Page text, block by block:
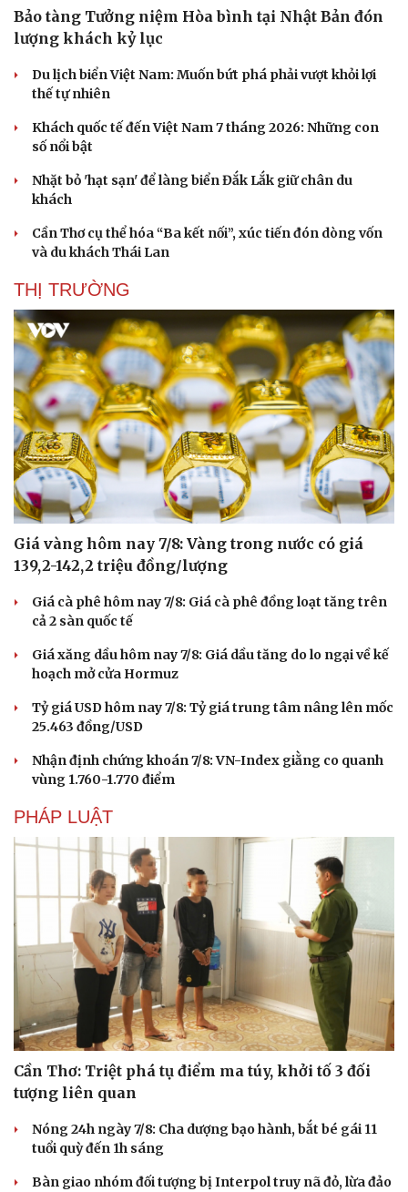
Sức khỏe
Dinh dưỡng - món ngon
Cây thuốc
Sản phụ khoa
Nhi khoa
Nam khoa
Làm đẹp - giảm cân
Ăn sạch sống khỏe
Đời sống
Nhà đẹp
Blog
Tình yêu - Gia đình
Bảo tàng Tưởng niệm Hòa bình tại Nhật Bản đón
lượng khách kỷ lục
Du lịch biển Việt Nam: Muốn bứt phá phải vượt khỏi lợi
thế tự nhiên
Khách quốc tế đến Việt Nam 7 tháng 2026: Những con
số nổi bật
Nhặt bỏ 'hạt sạn' để làng biển Đắk Lắk giữ chân du
khách
Cần Thơ cụ thể hóa “Ba kết nối”, xúc tiến đón dòng vốn
và du khách Thái Lan
THỊ TRƯỜNG
Giá vàng hôm nay 7/8: Vàng trong nước có giá
139,2-142,2 triệu đồng/lượng
Giá cà phê hôm nay 7/8: Giá cà phê đồng loạt tăng trên
cả 2 sàn quốc tế
Giá xăng dầu hôm nay 7/8: Giá dầu tăng do lo ngại về kế
hoạch mở cửa Hormuz
Tỷ giá USD hôm nay 7/8: Tỷ giá trung tâm nâng lên mốc
25.463 đồng/USD
Nhận định chứng khoán 7/8: VN-Index giằng co quanh
vùng 1.760-1.770 điểm
PHÁP LUẬT
Cần Thơ: Triệt phá tụ điểm ma túy, khởi tố 3 đối
tượng liên quan
Nóng 24h ngày 7/8: Cha dượng bạo hành, bắt bé gái 11
tuổi quỳ đến 1h sáng
Bàn giao nhóm đối tượng bị Interpol truy nã đỏ, lừa đảo